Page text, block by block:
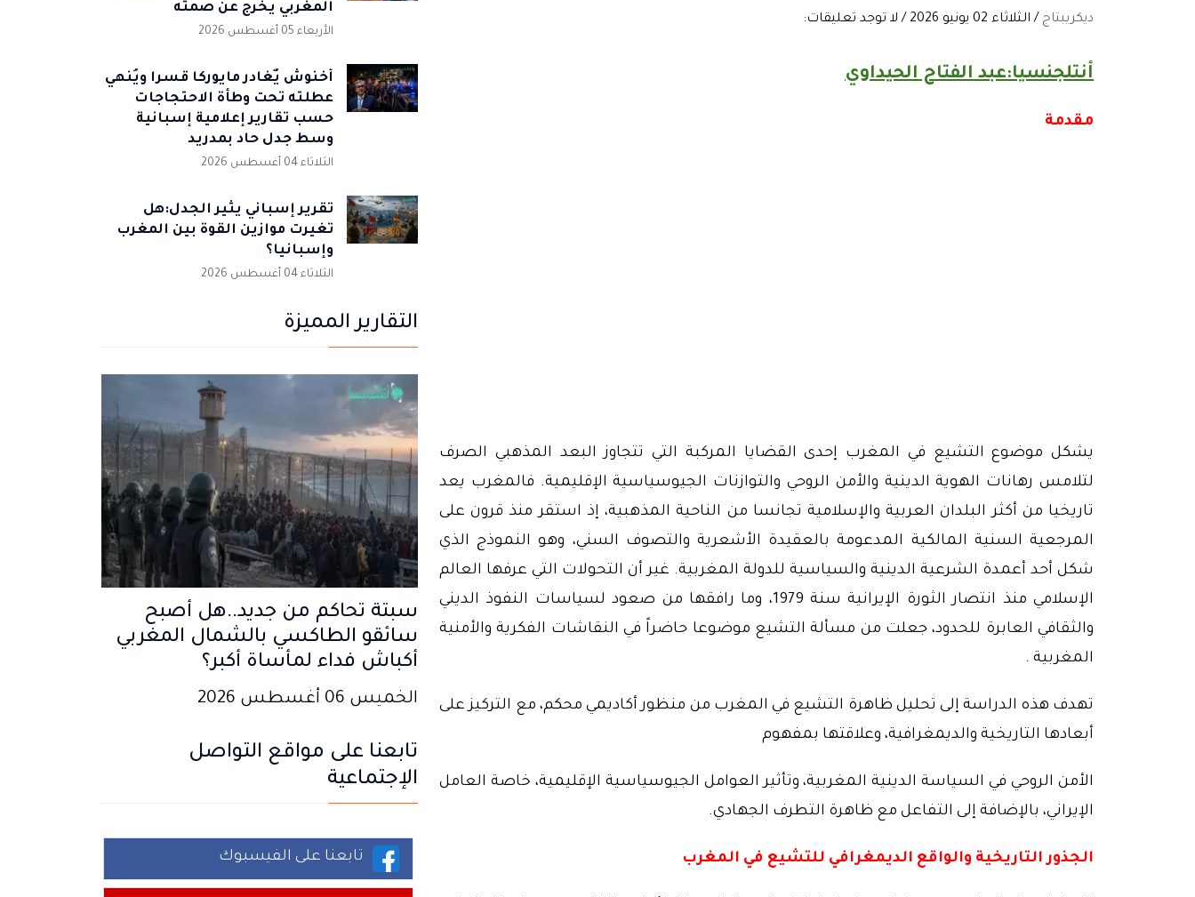
ديكريبتاج / الثلاثاء 02 يونيو 2026 / لا توجد تعليقات:
أنتلجنسيا:عبد الفتاح الحيداوي
مقدمة
يشكل موضوع التشيع في المغرب إحدى القضايا المركبة التي تتجاوز البعد المذهبي الصرف
لتلامس رهانات الهوية الدينية والأمن الروحي والتوازنات الجيوسياسية الإقليمية. فالمغرب يعد
تاريخيا من أكثر البلدان العربية والإسلامية تجانسا من الناحية المذهبية، إذ استقر منذ قرون على
المرجعية السنية المالكية المدعومة بالعقيدة الأشعرية والتصوف السني، وهو النموذج الذي
شكل أحد أعمدة الشرعية الدينية والسياسية للدولة المغربية. غير أن التحولات التي عرفها العالم
الإسلامي منذ انتصار الثورة الإيرانية سنة 1979، وما رافقها من صعود لسياسات النفوذ الديني
والثقافي العابرة للحدود، جعلت من مسألة التشيع موضوعا حاضراً في النقاشات الفكرية والأمنية
المغربية .
تهدف هذه الدراسة إلى تحليل ظاهرة التشيع في المغرب من منظور أكاديمي محكم، مع التركيز على
أبعادها التاريخية والديمغرافية، وعلاقتها بمفهوم
الأمن الروحي في السياسة الدينية المغربية، وتأثير العوامل الجيوسياسية الإقليمية، خاصة العامل
الإيراني، بالإضافة إلى التفاعل مع ظاهرة التطرف الجهادي.
الجذور التاريخية والواقع الديمغرافي للتشيع في المغرب
المغربي يخرج عن صمته
الأربعاء 05 أغسطس 2026
أخنوش يٌغادر مايوركا قسرا ويُنهي
عطلته تحت وطأة الاحتجاجات
حسب تقارير إعلامية إسبانية
وسط جدل حاد بمدريد
الثلاثاء 04 أغسطس 2026
تقرير إسباني يثير الجدل:هل
تغيرت موازين القوة بين المغرب
وإسبانيا؟
الثلاثاء 04 أغسطس 2026
التقارير المميزة
سبتة تحاكم من جديد..هل أصبح
سائقو الطاكسي بالشمال المغربي
أكباش فداء لمأساة أكبر؟
الخميس 06 أغسطس 2026
تابعنا على مواقع التواصل
الإجتماعية
تابعنا على الفيسبوك